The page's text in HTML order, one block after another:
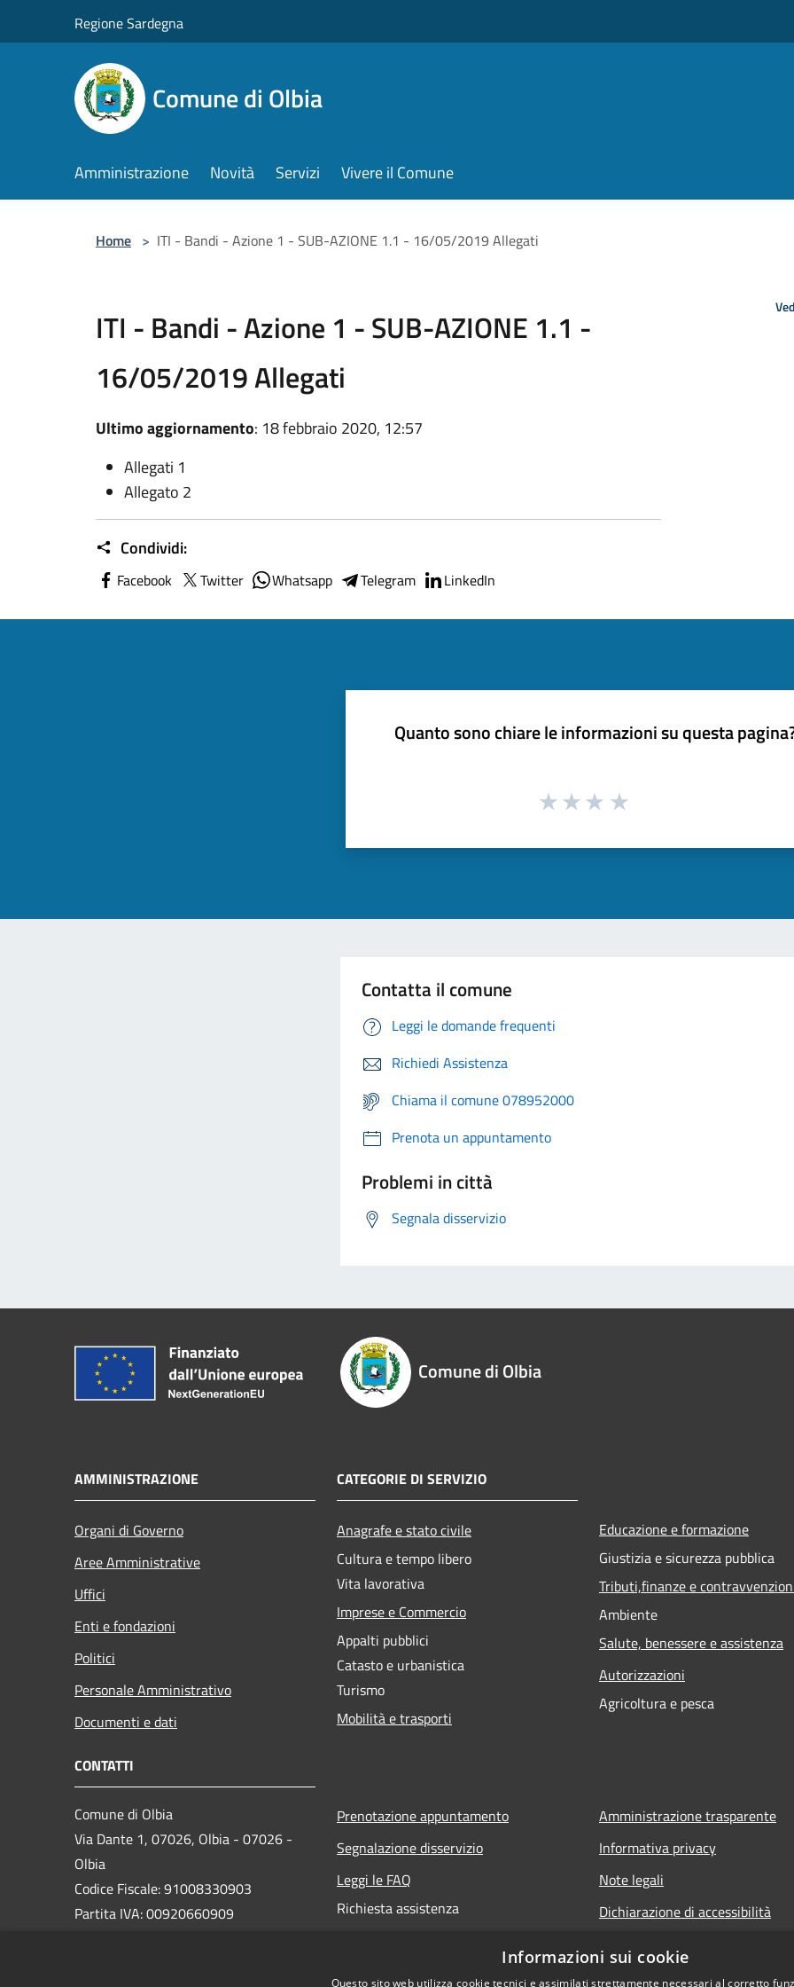
Regione Sardegna
Comune di Olbia
Amministrazione Novità Servizi Vivere il Comune
Home > ITI - Bandi - Azione 1 - SUB-AZIONE 1.1 - 16/05/2019 Allegati
ITI - Bandi - Azione 1 - SUB-AZIONE 1.1 -
16/05/2019 Allegati
Ultimo aggiornamento: 18 febbraio 2020, 12:57
Allegati 1
Allegato 2
Condividi:
Facebook Twitter Whatsapp Telegram LinkedIn
Quanto sono chiare le informazioni su questa
Contatta il comune
Leggi le domande frequenti
Richiedi Assistenza
Chiama il comune 078952000
Prenota un appuntamento
Problemi in città
Segnala disservizio
Comune di Olbia
AMMINISTRAZIONE
Organi di Governo
Aree Amministrative
Uffici
Enti e fondazioni
Politici
Personale Amministrativo
Documenti e dati
CATEGORIE DI SERVIZIO
Anagrafe e stato civile
Cultura e tempo libero
Vita lavorativa
Imprese e Commercio
Appalti pubblici
Catasto e urbanistica
Turismo
Mobilità e trasporti
Educazione e formazione
Giustizia e sicurezza pubblica
Tributi,finanze e
Ambiente
Salute, benessere e assistenza
Autorizzazioni
Agricoltura e pesca
CONTATTI
Comune di Olbia
Via Dante 1, 07026, Olbia - 07026 -
Olbia
Codice Fiscale: 91008330903
Partita IVA: 00920660909
Prenotazione appuntamento
Segnalazione disservizio
Leggi le FAQ
Richiesta assistenza
Amministrazione trasparente
Informativa privacy
Note legali
Dichiarazione di accessibilità
Informazioni sui cookie
Questo sito web utilizza cookie tecnici e assimilati strettamente necessari al corretto